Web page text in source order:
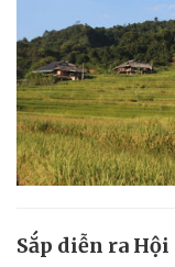
Sắp diễn ra